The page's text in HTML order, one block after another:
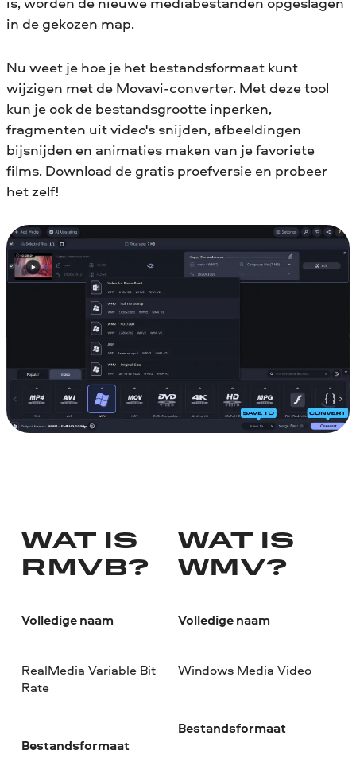
in de gekozen map.
Nu weet je hoe je het bestandsformaat kunt
wijzigen met de Movavi-converter. Met deze tool
kun je ook de bestandsgrootte inperken,
fragmenten uit video's snijden, afbeeldingen
bijsnijden en animaties maken van je favoriete
films. Download de gratis proefversie en probeer
het zelf!
WAT IS
RMVB?
Volledige naam
RealMedia Variable Bit
Rate
Bestandsformaat
WAT IS
WMV?
Volledige naam
Windows Media Video
Bestandsformaat